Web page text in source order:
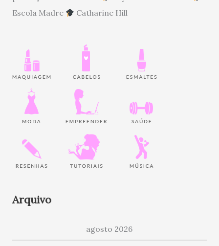
Escola Madre
Catharine Hill
Arquivo
agosto 2026